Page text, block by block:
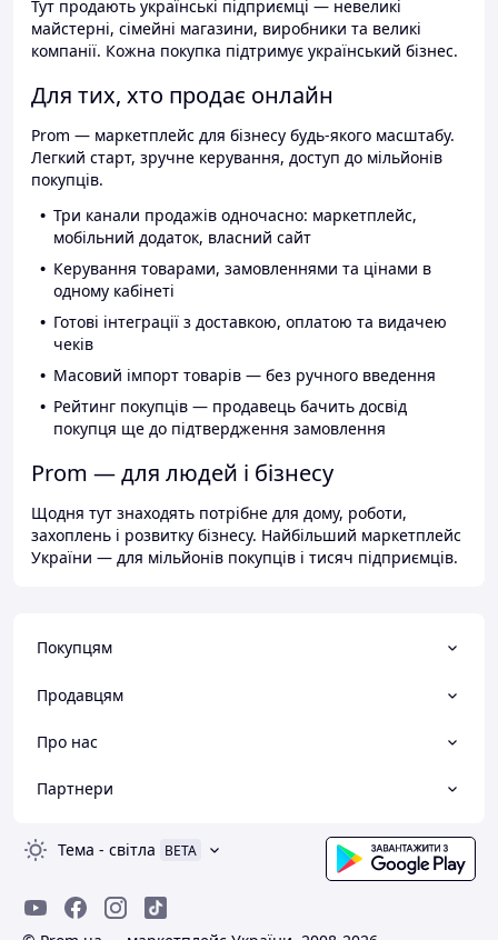
Тут продають українські підприємці — невеликі
майстерні, сімейні магазини, виробники та великі
компанії. Кожна покупка підтримує український бізнес.
Для тих, хто продає онлайн
Prom — маркетплейс для бізнесу будь-якого масштабу.
Легкий старт, зручне керування, доступ до мільйонів
покупців.
Три канали продажів одночасно: маркетплейс,
мобільний додаток, власний сайт
Керування товарами, замовленнями та цінами в
одному кабінеті
Готові інтеграції з доставкою, оплатою та видачею
чеків
Масовий імпорт товарів — без ручного введення
Рейтинг покупців — продавець бачить досвід
покупця ще до підтвердження замовлення
Prom — для людей і бізнесу
Щодня тут знаходять потрібне для дому, роботи,
захоплень і розвитку бізнесу. Найбільший маркетплейс
України — для мільйонів покупців і тисяч підприємців.
Покупцям
Продавцям
Про нас
Партнери
Тема - світла BETA